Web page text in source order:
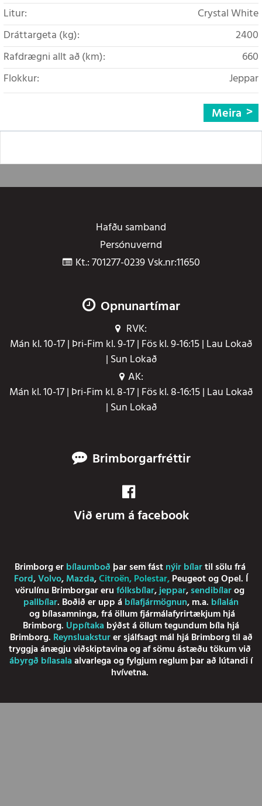
Litur:
Crystal White
Dráttargeta (kg):
2400
Rafdrægni allt að (km):
660
Flokkur:
Jeppar
Meira
Hafðu samband
Persónuvernd
Kt.: 701277-0239 Vsk.nr:11650
Opnunartímar
RVK:
Mán kl. 10-17 | Þri-Fim kl. 9-17 | Fös kl. 9-16:15 | Lau Lokað
| Sun Lokað
AK:
Mán kl. 10-17 | Þri-Fim kl. 8-17 | Fös kl. 8-16:15 | Lau Lokað
| Sun Lokað
Brimborgarfréttir
Við erum á facebook
Brimborg erbílaumboð þar sem fástnýir bílartil sölu frá
Ford,Volvo,Mazda,Citroën,Polestar,PeugeotogOpel. Í
vörulínu Brimborgar erufólksbílar,jeppar,sendibílarog
pallbílar. Boðið er upp ábílafjármögnun, m.a. bílalán
ogbílasamninga, frá öllum fjármálafyrirtækjum hjá
Brimborg. Uppítakabýðst á öllum tegundum bíla hjá
Brimborg. Reynsluaksturer sjálfsagt mál hjá Brimborg til að
tryggja ánægju viðskiptavina og af sömu ástæðu tökum við
ábyrgð bílasalaalvarlega og fylgjum reglum þar að lútandi í
hvívetna.